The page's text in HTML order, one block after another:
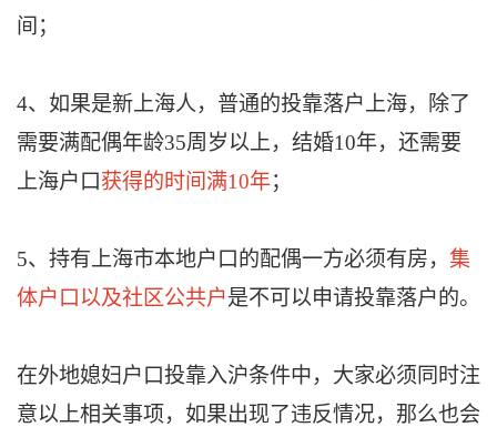
间；
4、如果是新上海人，普通的投靠落户上海，除了
需要满配偶年龄35周岁以上，结婚10年，还需要
上海户口获得的时间满10年；
5、持有上海市本地户口的配偶一方必须有房， 集
体户口以及社区公共户是不可以申请投靠落户的。
在外地媳妇户口投靠入沪条件中，大家必须同时注
意以上相关事项，如果出现了违反情况，那么也会